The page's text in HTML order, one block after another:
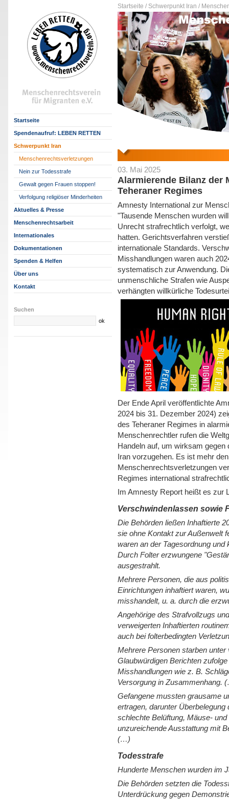
Startseite / Schwerpunkt Iran /
Startseite
Spendenaufruf: LEBEN RETTEN
Schwerpunkt Iran
Menschenrechtsverletzungen
Nein zur Todesstrafe
Gewalt gegen Frauen stoppen!
Verfolgung religiöser Minderheiten
Aktuelles & Presse
Menschenrechtsarbeit
Internationales
Dokumentationen
Spenden & Helfen
Über uns
Kontakt
Suchen
03. Mai 2025
Alarmierende Bilanz der
Teheraner Regimes
Amnesty International zur
"Tausende Menschen wurden
Unrecht strafrechtlich verfolgt,
hatten. Gerichtsverfahren
internationale Standards.
Misshandlungen waren auch
systematisch zur Anwendung.
unmenschliche Strafen wie
verhängten willkürliche
Der Ende April veröffentlichte
2024 bis 31. Dezember 2024)
des Teheraner Regimes in
Menschenrechtler rufen die
Handeln auf, um wirksam
Iran vorzugehen. Es ist mehr
Menschenrechtsverletzungen
Regimes international
Im Amnesty Report heißt es zur
Verschwindenlassen sowie
Die Behörden ließen Inhaftierte
sie ohne Kontakt zur Außenwelt
waren an der Tagesordnung
Durch Folter erzwungene
ausgestrahlt.
Mehrere Personen, die aus
Einrichtungen inhaftiert waren,
misshandelt, u. a. durch die
Angehörige des Strafvollzugs
verweigerten Inhaftierten
auch bei folterbedingten
Mehrere Personen starben
Glaubwürdigen Berichten
Misshandlungen wie z. B.
Versorgung in Zusammenhang.
Gefangene mussten grausame
ertragen, darunter
schlechte Belüftung, Mäuse-
unzureichende Ausstattung mit
(…)
Todesstrafe
Hunderte Menschen wurden im
Die Behörden setzten die
Unterdrückung gegen